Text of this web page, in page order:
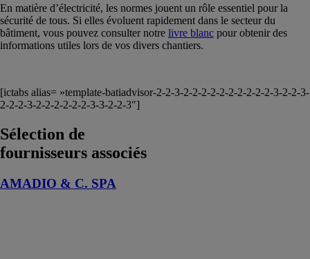
En matière d’électricité, les normes jouent un rôle essentiel pour la
sécurité de tous. Si elles évoluent rapidement dans le secteur du
bâtiment, vous pouvez consulter notre livre blanc pour obtenir des
informations utiles lors de vos divers chantiers.
[ictabs alias= »template-batiadvisor-2-2-3-2-2-2-2-2-2-2-2-2-2-3-2-2-3-
2-2-2-3-2-2-2-2-2-2-3-3-2-2-3″]
Sélection de
fournisseurs associés
AMADIO & C. SPA